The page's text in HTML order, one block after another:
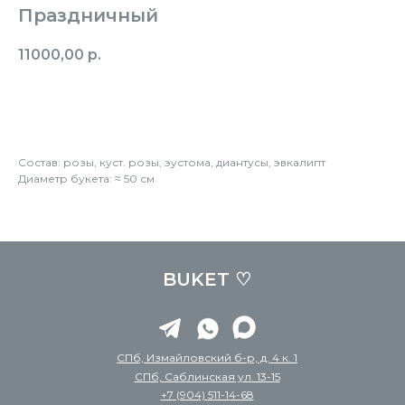
Праздничный
11000,00 р.
Состав: розы, куст. розы, эустома, диантусы, эвкалипт
Диаметр букета: ≈ 50 см
BUKET ♡
+7 (904) 511-14-68
СПб, Измайловский б-р, д. 4 к. 1
СПб, Саблинская ул. 13-15